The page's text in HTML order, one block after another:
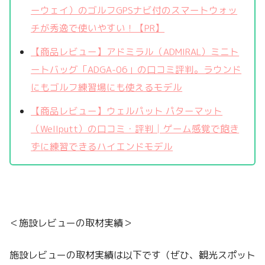
ーウェイ）のゴルフGPSナビ付のスマートウォッ
チが秀逸で使いやすい！【PR】
【商品レビュー】アドミラル（ADMIRAL）ミニト
ートバッグ「ADGA-06」の口コミ評判。ラウンド
にもゴルフ練習場にも使えるモデル
【商品レビュー】ウェルパット パターマット
（Wellputt）の口コミ・評判│ゲーム感覚で飽き
ずに練習できるハイエンドモデル
＜施設レビューの取材実績＞
施設レビューの取材実績は以下です（ぜひ、観光スポット